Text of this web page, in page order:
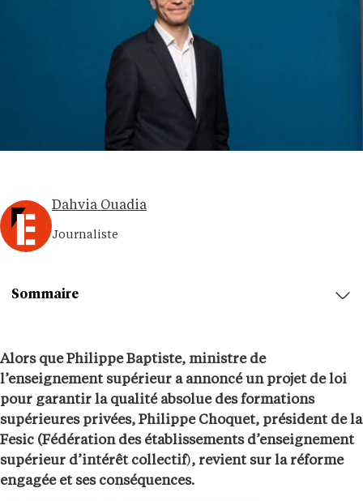
Dahvia Ouadia
Journaliste
Alors que Philippe Baptiste, ministre de
l’enseignement supérieur a annoncé un projet de loi
pour garantir la qualité absolue des formations
supérieures privées, Philippe Choquet, président de la
Fesic (Fédération des établissements d’enseignement
supérieur d’intérêt collectif), revient sur la réforme
engagée et ses conséquences.
Sommaire